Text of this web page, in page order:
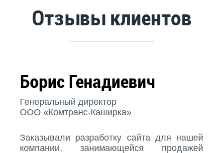
Отзывы клиентов
Борис Генадиевич
Генеральный директор
ООО «Комтранс-Каширка»
Заказывали разработку сайта для нашей
компании, занимающейся продажей